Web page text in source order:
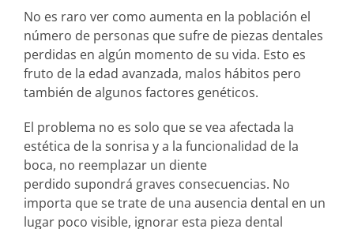
No es raro ver como aumenta en la población el
número de personas que sufre de piezas dentales
perdidas en algún momento de su vida. Esto es
fruto de la edad avanzada, malos hábitos pero
también de algunos factores genéticos.
El problema no es solo que se vea afectada la
estética de la sonrisa y a la funcionalidad de la
boca, no reemplazar un diente
perdido supondrá graves consecuencias. No
importa que se trate de una ausencia dental en un
lugar poco visible, ignorar esta pieza dental